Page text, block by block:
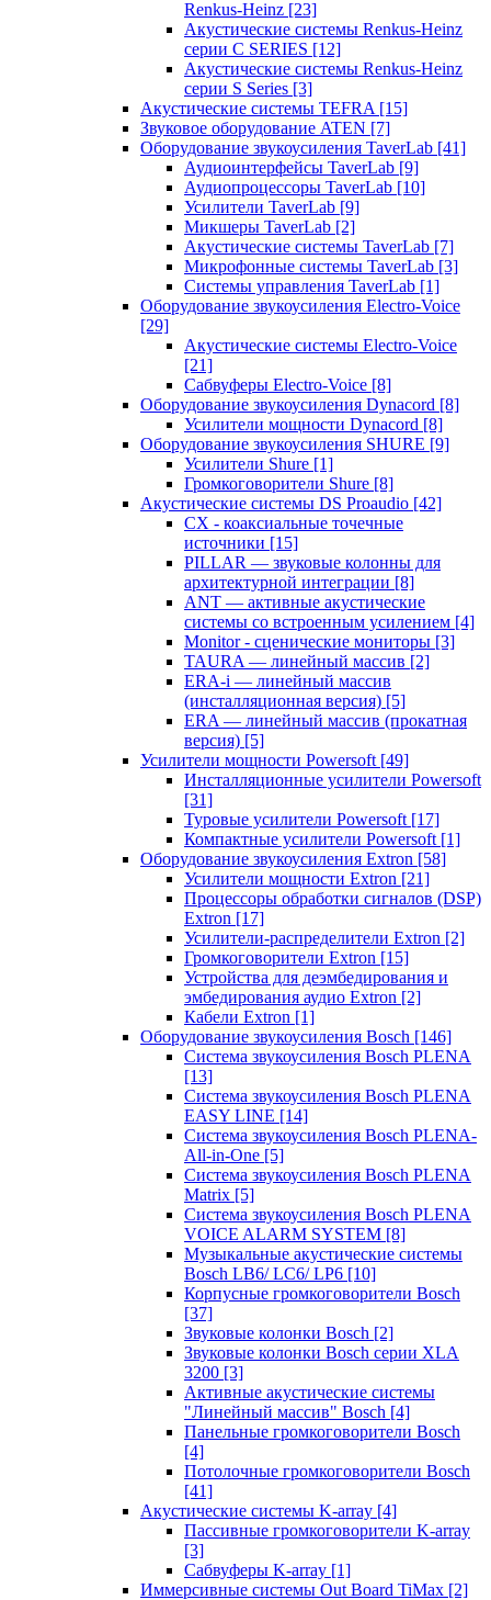
Renkus-Heinz [23]
Акустические системы Renkus-Heinz
серии C SERIES [12]
Акустические системы Renkus-Heinz
серии S Series [3]
Акустические системы TEFRA [15]
Звуковое оборудование ATEN [7]
Оборудование звукоусиления TaverLab [41]
Аудиоинтерфейсы TaverLab [9]
Аудиопроцессоры TaverLab [10]
Усилители TaverLab [9]
Микшеры TaverLab [2]
Акустические системы TaverLab [7]
Микрофонные системы TaverLab [3]
Системы управления TaverLab [1]
Оборудование звукоусиления Electro-Voice
[29]
Акустические системы Electro-Voice
[21]
Сабвуферы Electro-Voice [8]
Оборудование звукоусиления Dynacord [8]
Усилители мощности Dynacord [8]
Оборудование звукоусиления SHURE [9]
Усилители Shure [1]
Громкоговорители Shure [8]
Акустические системы DS Proaudio [42]
CX - коаксиальные точечные
источники [15]
PILLAR — звуковые колонны для
архитектурной интеграции [8]
ANT — активные акустические
системы со встроенным усилением [4]
Monitor - сценические мониторы [3]
TAURA — линейный массив [2]
ERA-i — линейный массив
(инсталляционная версия) [5]
ERA — линейный массив (прокатная
версия) [5]
Усилители мощности Powersoft [49]
Инсталляционные усилители Powersoft
[31]
Туровые усилители Powersoft [17]
Компактные усилители Powersoft [1]
Оборудование звукоусиления Extron [58]
Усилители мощности Extron [21]
Процессоры обработки сигналов (DSP)
Extron [17]
Усилители-распределители Extron [2]
Громкоговорители Extron [15]
Устройства для деэмбедирования и
эмбедирования аудио Extron [2]
Кабели Extron [1]
Оборудование звукоусиления Bosch [146]
Система звукоусиления Bosch PLENA
[13]
Система звукоусиления Bosch PLENA
EASY LINE [14]
Система звукоусиления Bosch PLENA-
All-in-One [5]
Система звукоусиления Bosch PLENA
Matrix [5]
Система звукоусиления Bosch PLENA
VOICE ALARM SYSTEM [8]
Музыкальные акустические системы
Bosch LB6/ LC6/ LP6 [10]
Корпусные громкоговорители Bosch
[37]
Звуковые колонки Bosch [2]
Звуковые колонки Bosch серии XLA
3200 [3]
Активные акустические системы
"Линейный массив" Bosch [4]
Панельные громкоговорители Bosch
[4]
Потолочные громкоговорители Bosch
[41]
Акустические системы K-array [4]
Пассивные громкоговорители K-array
[3]
Сабвуферы K-array [1]
Иммерсивные системы Out Board TiMax [2]